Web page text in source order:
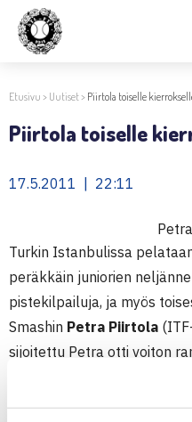
Etusivu > Uutiset> Piirtola toiselle
Piirtola toiselle
17.5.2011 | 22:11
Turkin Istanbulissa
peräkkäin juniorien
pistekilpailuja, ja myös
Smashin Petra Piirtola
sijoitettu Petra otti voiton
Ekin Bahitlista. Toisella